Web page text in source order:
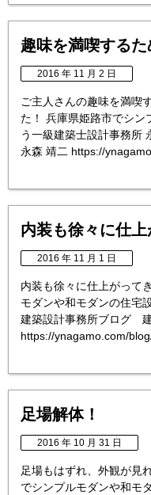
趣味を満喫するた
2016 年 11 月 2 日
ご主人さんの趣味を満喫
た！ 兵庫県姫路市でシン
う一級建築士設計事務
永森 靖二 https://
内装も徐々に仕上
2016 年 11 月 1 日
内装も徐々に仕上がって
モダンや和モダンの住宅
建築設計事務所ブログ
https://ynagamo.com/
足場解体！
2016 年 10 月 31 日
足場もはずれ、外観が見
でシンプルモダンや和モ